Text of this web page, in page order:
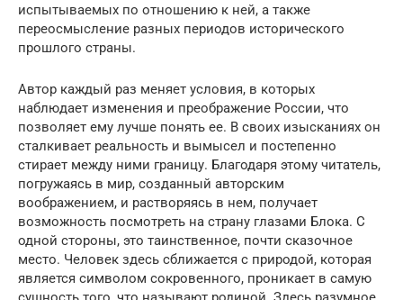
испытываемых по отношению к ней, а также
переосмысление разных периодов исторического
прошлого страны.
Автор каждый раз меняет условия, в которых
наблюдает изменения и преображение России, что
позволяет ему лучше понять ее. В своих изысканиях он
сталкивает реальность и вымысел и постепенно
стирает между ними границу. Благодаря этому читатель,
погружаясь в мир, созданный авторским
воображением, и растворяясь в нем, получает
возможность посмотреть на страну глазами Блока. С
одной стороны, это таинственное, почти сказочное
место. Человек здесь сближается с природой, которая
является символом сокровенного, проникает в самую